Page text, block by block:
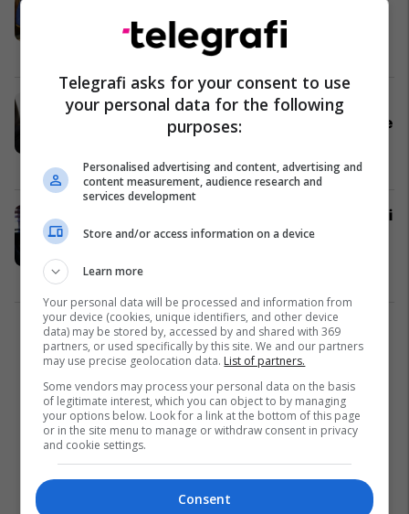
flasin për nivelin e bashkëpunimit
Siguri 12/07/2024
Siguria në Evropë – Gërvalla së
bashku me ministrin e Mbrojtjes dhe
konferencës “Defence 24 Days”
Kosovë 06/05/2024
Raportimi i shefit të AKI-së, deputeti
Zyba tregon nëse kishte plan për
Siguri
1
Telegrafi asks for your consent to use
your personal data for the following
purposes:
Personalised advertising and content, advertising and
content measurement, audience research and
services development
Store and/or access information on a device
Learn more
Your personal data will be processed and information from
your device (cookies, unique identifiers, and other device
data) may be stored by, accessed by and shared with 369
partners, or used specifically by this site. We and our partners
may use precise geolocation data. List of partners.
Some vendors may process your personal data on the basis
of legitimate interest, which you can object to by managing
your options below. Look for a link at the bottom of this page
or in the site menu to manage or withdraw consent in privacy
and cookie settings.
Consent